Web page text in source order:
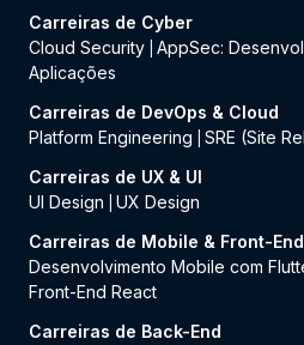
Carreiras de Cyber
Cloud Security AppSec:
Aplicações
Carreiras de DevOps & Cloud
Platform Engineering
SRE (Site
Carreiras de UX & UI
UI Design
UX Design
Carreiras de Mobile & Front-End
Desenvolvimento Mobile com
Front-End React
Carreiras de Back-End